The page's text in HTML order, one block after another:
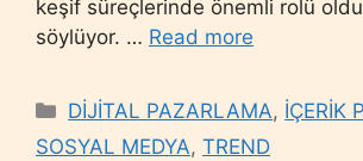
keşif süreçlerinde önemli rolü
söylüyor. … Read more
Categories
DİJİTAL PAZARLAMA, İÇERİK
SOSYAL MEDYA, TREND